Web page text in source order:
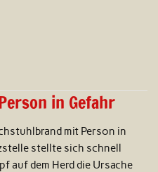
in Gefahr
mit Person in
stellte sich schnell
auf dem Herd die Ursache